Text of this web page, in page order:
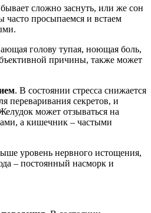
сложно заснуть, или же сон
просыпаемся и встаем
голову тупая, ноющая боль,
причины, также может
. В состоянии стресса снижается
переваривания секретов, и
может отзываться на
а кишечник – частыми
уровень нервного истощения,
– постоянный насморк и